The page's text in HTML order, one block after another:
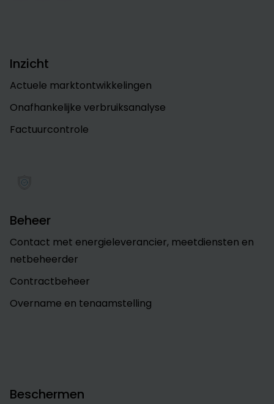
Inzicht
Actuele marktontwikkelingen
Onafhankelijke verbruiksanalyse
Factuurcontrole
Beheer
Contact met energieleverancier, meetdiensten en
netbeheerder
Contractbeheer
Overname en tenaamstelling
Beschermen